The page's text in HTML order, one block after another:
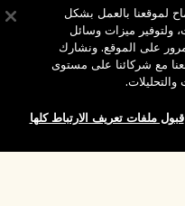
لموقعنا بالعمل بشكل
ميزات وسائل
على الموقع. ونشارك
مع شركائنا على مستوى
قبول ملفات تعريف الارتباط كلها